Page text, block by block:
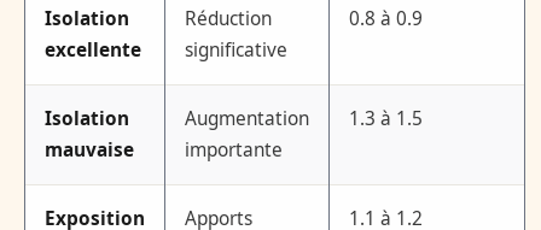
Isolation
excellente
Réduction
significative
0.8 à 0.9
Isolation
mauvaise
Augmentation
importante
1.3 à 1.5
Exposition
Apports
1.1 à 1.2